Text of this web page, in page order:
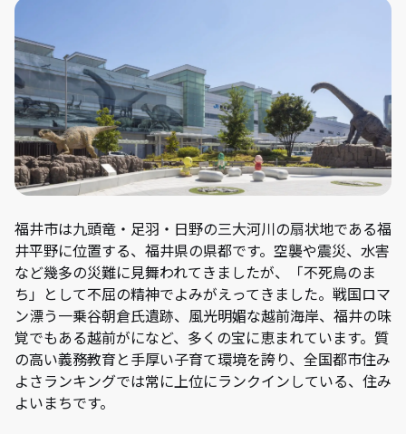
福井市は九頭竜・足羽・日野の三大河川の扇状地である福
井平野に位置する、福井県の県都です。空襲や震災、水害
など幾多の災難に見舞われてきましたが、「不死鳥のま
ち」として不屈の精神でよみがえってきました。戦国ロマ
ン漂う一乗谷朝倉氏遺跡、風光明媚な越前海岸、福井の味
覚でもある越前がになど、多くの宝に恵まれています。質
の高い義務教育と手厚い子育て環境を誇り、全国都市住み
よさランキングでは常に上位にランクインしている、住み
よいまちです。